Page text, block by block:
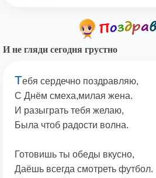
И не гляди сегодня грустно
Тебя сердечно поздравляю,
С Днём смеха,милая жена.
И разыграть тебя желаю,
Была чтоб радости волна.
Готовишь ты обеды вкусно,
Даёшь всегда смотреть футбол.